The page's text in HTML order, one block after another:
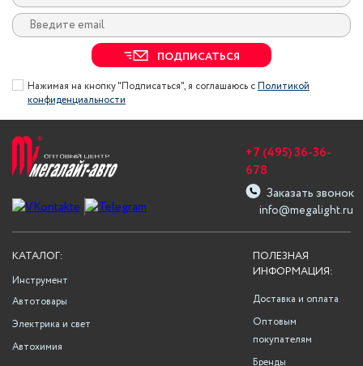
ПОДПИСАТЬСЯ
Нажимая на кнопку "Подписаться", я соглашаюсь сПолитикой
конфиденциальности
info@megalight.ru
+7 (495) 36-36-
678
Заказать звонок
ПОЛЕЗНАЯ
ИНФОРМАЦИЯ:
Доставка и оплата
Оптовым
покупателям
Бренды
КАТАЛОГ:
Инструмент
Автотовары
Электрика и свет
Автохимия